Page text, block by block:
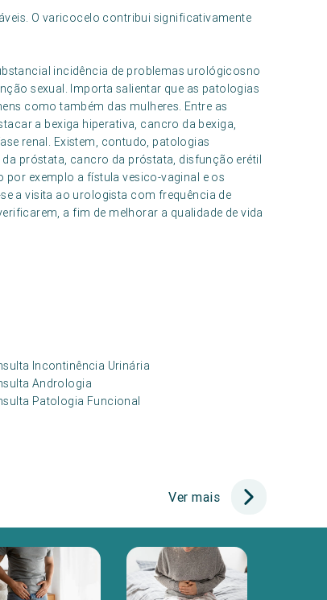
O varicocelo contribui significativamente
incidência de problemas urológicosno
sexual. Importa salientar que as patologias
como também das mulheres. Entre as
a bexiga hiperativa, cancro da bexiga,
renal. Existem, contudo, patologias
próstata, cancro da próstata, disfunção erétil
exemplo a fístula vesico-vaginal e os
a visita ao urologista com frequência de
a fim de melhorar a qualidade de vida
Incontinência Urinária
Andrologia
Patologia Funcional
Ver mais